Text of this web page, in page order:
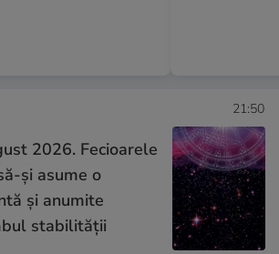
21:50
2026. Fecioarele
și asume o
și anumite
stabilității